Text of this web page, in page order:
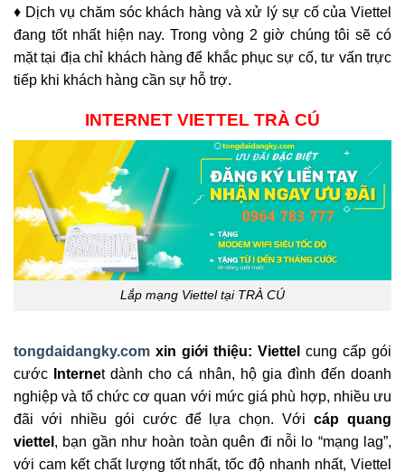
♦ Dịch vụ chăm sóc khách hàng và xử lý sự cố của Viettel
đang tốt nhất hiện nay. Trong vòng 2 giờ chúng tôi sẽ có
mặt tại địa chỉ khách hàng để khắc phục sự cố, tư vấn trực
tiếp khi khách hàng cần sự hỗ trợ.
INTERNET VIETTEL TRÀ CÚ
Lắp mạng Viettel tại TRÀ CÚ
tongdaidangky.com xin giới thiệu: Viettel cung cấp gói
cước
Internet dành cho cá nhân, hộ gia đình đến doanh
nghiệp và tổ chức cơ quan với mức giá phù hợp, nhiều ưu
đãi với nhiều gói cước để lựa chọn. Vớicáp quang
viettel , bạn gần như hoàn toàn quên đi nỗi lo “mạng lag”,
với cam kết chất lượng tốt nhất, tốc độ nhanh nhất, Viettel